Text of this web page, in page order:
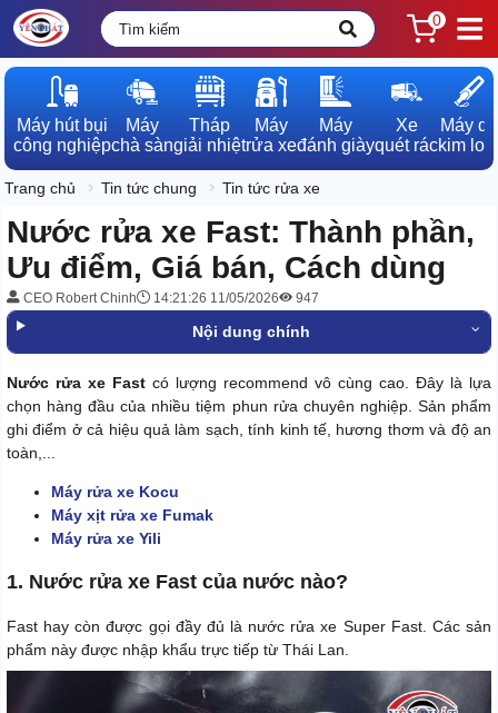
0
Máy hút bụi
công nghiệp
Máy
chà sàn
Tháp
giải nhiệt
Máy
rửa xe
Máy
đánh giày
Xe
quét rác
Máy dò
kim loại
Trang chủ Tin tức chung Tin tức rửa xe
Nước rửa xe Fast: Thành phần,
Ưu điểm, Giá bán, Cách dùng
CEO Robert Chinh 14:21:26 11/05/2026 947
Nội dung chính
Nước rửa xe Fast có lượng recommend vô cùng cao. Đây là lựa
chọn hàng đầu của nhiều tiệm phun rửa chuyên nghiệp. Sản phẩm
ghi điểm ở cả hiệu quả làm sạch, tính kinh tế, hương thơm và độ an
toàn,...
Máy rửa xe Kocu
Máy xịt rửa xe Fumak
Máy rửa xe Yili
1. Nước rửa xe Fast của nước nào?
Fast hay còn được gọi đầy đủ là nước rửa xe Super Fast. Các sản
phẩm này được nhập khẩu trực tiếp từ Thái Lan.